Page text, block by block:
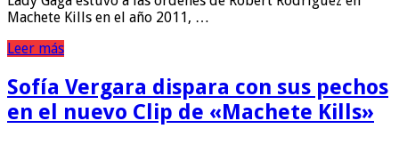
Machete Kills en el año 2011, …
Leer más
Sofía Vergara dispara con sus pechos
en el nuevo Clip de «Machete Kills»